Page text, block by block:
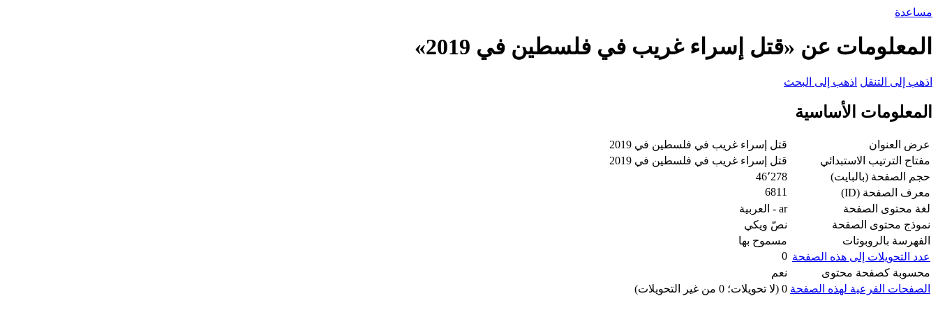
مساعدة
المعلومات عن «قتل إسراء غريب في فلسطين في 2019»
اذهب إلى التنقل اذهب إلى البحث
المعلومات الأساسية
عرض العنوان
قتل إسراء غريب في فلسطين في 2019
مفتاح الترتيب الاستبدائي
قتل إسراء غريب في فلسطين في 2019
حجم الصفحة (بالبايت)
46٬278
معرف الصفحة (ID)
6811
لغة محتوى الصفحة
ar - العربية
نموذج محتوى الصفحة
نصّ ويكي
الفهرسة بالروبوتات
مسموح بها
عدد التحويلات إلى هذه الصفحة 0
محسوبة كصفحة محتوى
نعم
الصفحات الفرعية لهذه الصفحة 0 (لا تحويلات؛ 0 من غير التحويلات)